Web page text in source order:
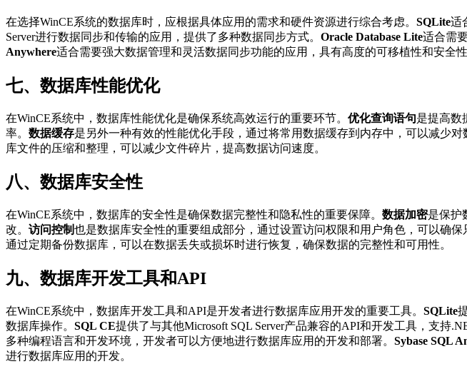
在选择WinCE系统的数据库时，应根据具体应用的需求和硬件资源进行综合考虑。 SQLite适
Server进行数据同步和传输的应用，提供了多种数据同步方式。 Oracle Database Lite适合需
Anywhere适合需要强大数据管理和灵活数据同步功能的应用，具有高度的可移植性和安全性
七、数据库性能优化
在WinCE系统中，数据库性能优化是确保系统高效运行的重要环节。 优化查询语句是提高数
率。 数据缓存是另外一种有效的性能优化手段，通过将常用数据缓存到内存中，可以减少对
库文件的压缩和整理，可以减少文件碎片，提高数据访问速度。
八、数据库安全性
在WinCE系统中，数据库的安全性是确保数据完整性和隐私性的重要保障。 数据加密是保护
改。 访问控制也是数据库安全性的重要组成部分，通过设置访问权限和用户角色，可以确保
通过定期备份数据库，可以在数据丢失或损坏时进行恢复，确保数据的完整性和可用性。
九、数据库开发工具和API
在WinCE系统中，数据库开发工具和API是开发者进行数据库应用开发的重要工具。 SQLite
数据库操作。 SQL CE提供了与其他Microsoft SQL Server产品兼容的API和开发工具，支持
多种编程语言和开发环境，开发者可以方便地进行数据库应用的开发和部署。 Sybase SQL
进行数据库应用的开发。